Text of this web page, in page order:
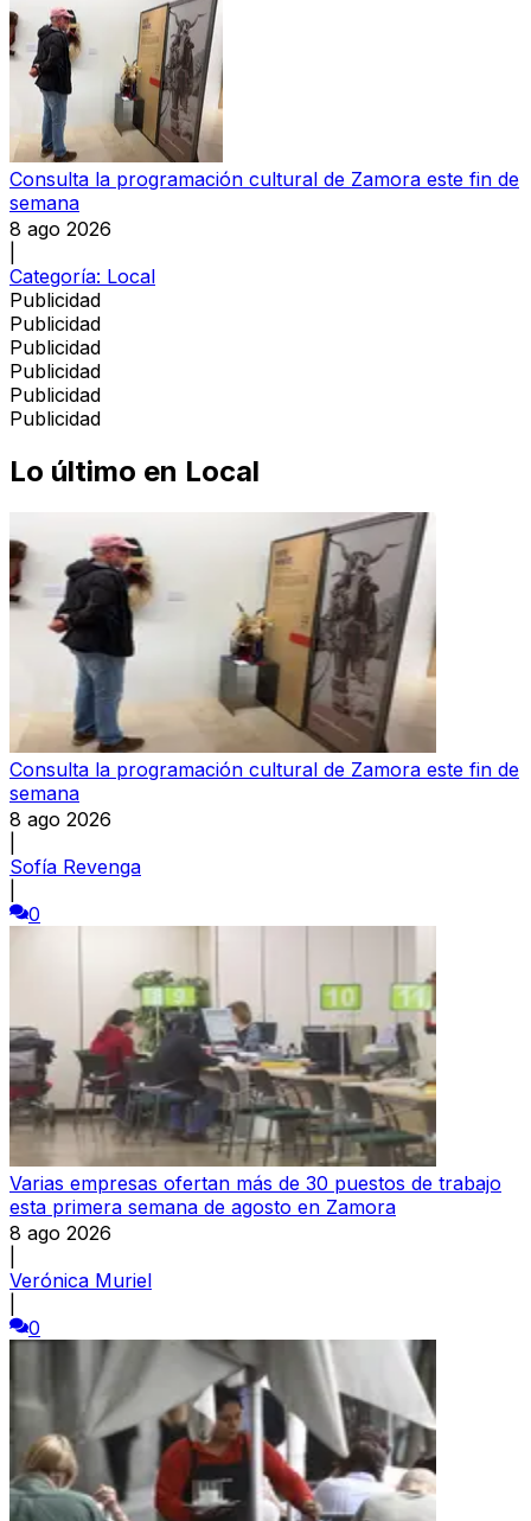
Consulta la programación cultural de Zamora este fin de
semana
8 ago 2026
Categoría: Local
Publicidad
Publicidad
Publicidad
Publicidad
Publicidad
Publicidad
Lo último en Local
Consulta la programación cultural de Zamora este fin de
semana
8 ago 2026
Sofía Revenga
0
Varias empresas ofertan más de 30 puestos de trabajo
esta primera semana de agosto en Zamora
8 ago 2026
Verónica Muriel
0